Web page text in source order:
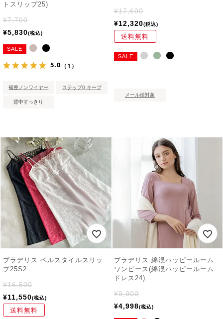
トスリップ25)
¥7,700
¥5,830 税込
SALE
5.0 （1）
補整ノンワイヤー ステップ0 キープ
背中すっきり
¥17,600
¥12,320 税込
送料無料
SALE
メール便対象
ブラデリス ベルスタイルスリッ
プ25S2
¥16,500
¥11,550 税込
送料無料
ブラデリス 綿混ハッピールーム
ワンピース(綿混ハッピールーム
ドレス24)
¥9,900
¥4,998 税込